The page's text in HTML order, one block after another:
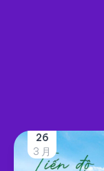
26
3 月